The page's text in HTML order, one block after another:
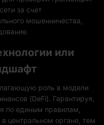
за счет
мошенничества,
или
роль в модели
(DeFi). Гарантируя,
по единым правилам,
центральном органе, тем